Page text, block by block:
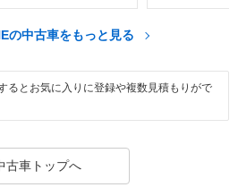
の中古車をもっと見る
るとお気に入りに登録や複数見積もりがで
古車トップへ